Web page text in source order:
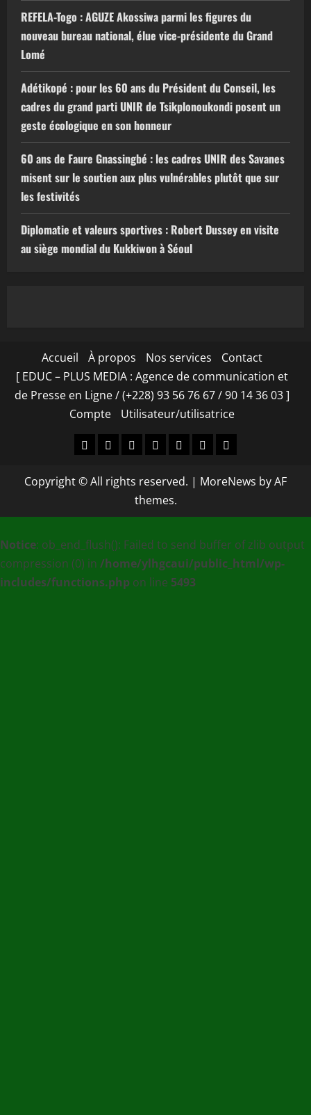
REFELA-Togo : AGUZE Akossiwa parmi les figures du
nouveau bureau national, élue vice-présidente du Grand
Lomé
Adétikopé : pour les 60 ans du Président du Conseil, les
cadres du grand parti UNIR de Tsikplonoukondi posent un
geste écologique en son honneur
60 ans de Faure Gnassingbé : les cadres UNIR des Savanes
misent sur le soutien aux plus vulnérables plutôt que sur
les festivités
Diplomatie et valeurs sportives : Robert Dussey en visite
au siège mondial du Kukkiwon à Séoul
Accueil À propos Nos services
Contact
[ EDUC – PLUS MEDIA : Agence de communication et
de Presse en Ligne / (+228) 93 56 76 67 / 90 14 36 03 ]
Compte
Utilisateur/utilisatrice
Accueil
À
Nos
Contact
[
–
PLUS
:
Agence
de
CompteUtilisateur/
Copyright © All rights reserved. | MoreNews by AF
themes.
Notice: ob_end_flush(): Failed to send buffer of zlib output
compression (0) in /home/ylhgcaui/public_html/wp-
includes/functions.php on line 5493